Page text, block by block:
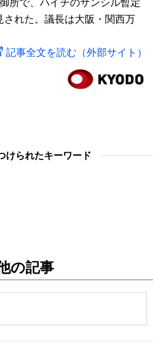
公式SNS
れた。議長は大阪・関西万
記事全文を読む（外部サイト）
けられたキーワード
の記事